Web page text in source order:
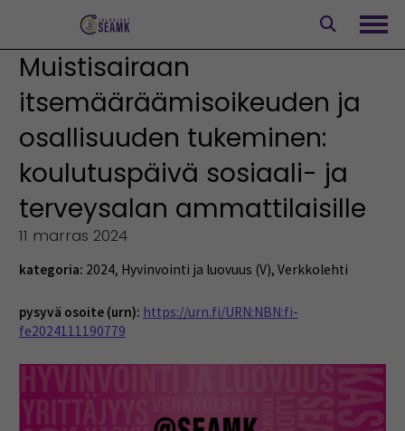
Muistisairaan
itsemääräämisoikeuden ja
osallisuuden tukeminen:
koulutuspäivä sosiaali- ja
terveysalan ammattilaisille
11 marras 2024
kategoria: 2024, Hyvinvointi ja luovuus (V), Verkkolehti
pysyvä osoite (urn): https://urn.fi/URN:NBN:fi-
fe2024111190779